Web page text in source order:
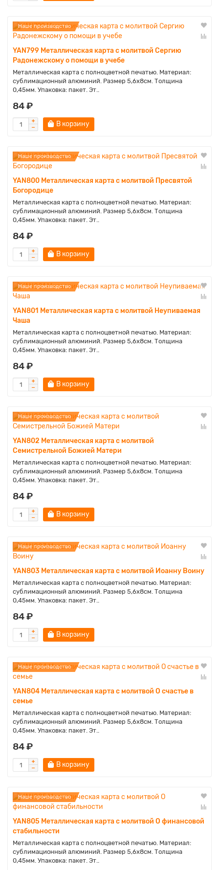
Наше производство
YAN799 Металлическая карта с молитвой Сергию
Радонежскому о помощи в учебе
Металлическая карта с полноцветной печатью. Материал:
сублимационный алюминий. Размер 5,6х8см. Толщина
0,45мм. Упаковка: пакет. Эт..
84 ₽
В корзину
Наше производство
YAN800 Металлическая карта с молитвой Пресвятой
Богородице
Металлическая карта с полноцветной печатью. Материал:
сублимационный алюминий. Размер 5,6х8см. Толщина
0,45мм. Упаковка: пакет. Эт..
84 ₽
В корзину
Наше производство
YAN801 Металлическая карта с молитвой Неупиваемая
Чаша
Металлическая карта с полноцветной печатью. Материал:
сублимационный алюминий. Размер 5,6х8см. Толщина
0,45мм. Упаковка: пакет. Эт..
84 ₽
В корзину
Наше производство
YAN802 Металлическая карта с молитвой
Семистрельной Божией Матери
Металлическая карта с полноцветной печатью. Материал:
сублимационный алюминий. Размер 5,6х8см. Толщина
0,45мм. Упаковка: пакет. Эт..
84 ₽
В корзину
Наше производство
YAN803 Металлическая карта с молитвой Иоанну Воину
Металлическая карта с полноцветной печатью. Материал:
сублимационный алюминий. Размер 5,6х8см. Толщина
0,45мм. Упаковка: пакет. Эт..
84 ₽
В корзину
Наше производство
YAN804 Металлическая карта с молитвой О счастье в
семье
Металлическая карта с полноцветной печатью. Материал:
сублимационный алюминий. Размер 5,6х8см. Толщина
0,45мм. Упаковка: пакет. Эт..
84 ₽
В корзину
Наше производство
YAN805 Металлическая карта с молитвой О финансовой
стабильности
Металлическая карта с полноцветной печатью. Материал:
сублимационный алюминий. Размер 5,6х8см. Толщина
0,45мм. Упаковка: пакет. Эт..